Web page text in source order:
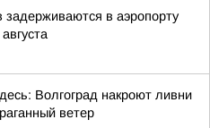
задерживаются в аэропорту
Волгоград накроют ливни
ветер